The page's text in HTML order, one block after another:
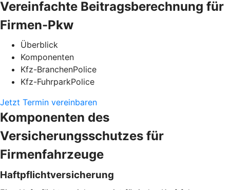
Vereinfachte Beitragsberechnung für
Firmen-Pkw
Überblick
Komponenten
Kfz-BranchenPolice
Kfz-FuhrparkPolice
Jetzt Termin vereinbaren
Komponenten des
Versicherungsschutzes für
Firmenfahrzeuge
Haftpflichtversicherung